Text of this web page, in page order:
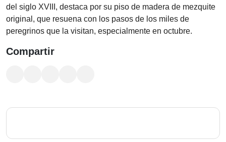
del siglo XVIII, destaca por su piso de madera de mezquite
original, que resuena con los pasos de los miles de
peregrinos que la visitan, especialmente en octubre.
Compartir